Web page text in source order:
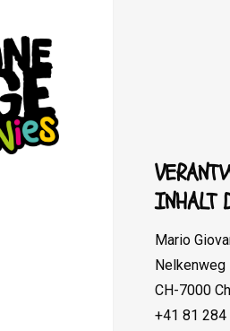
INHALT
Mario
Nelkenweg
CH-7000
+41 81 284